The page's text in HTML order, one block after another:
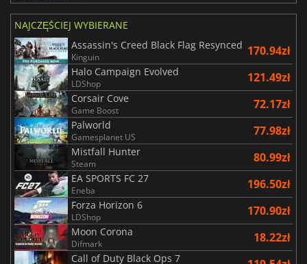
NAJCZĘŚCIEJ WYBIERANE
Assassin's Creed Black Flag Resynced
Kinguin 170.94zł
Halo Campaign Evolved
LDShop 121.49zł
Corsair Cove
Game Boost 72.17zł
Palworld
Gamesplanet US 77.98zł
Mistfall Hunter
Steam 80.99zł
EA SPORTS FC 27
Eneba 196.50zł
Forza Horizon 6
LDShop 170.90zł
Moon Corona
Difmark 18.22zł
Call of Duty Black Ops 7